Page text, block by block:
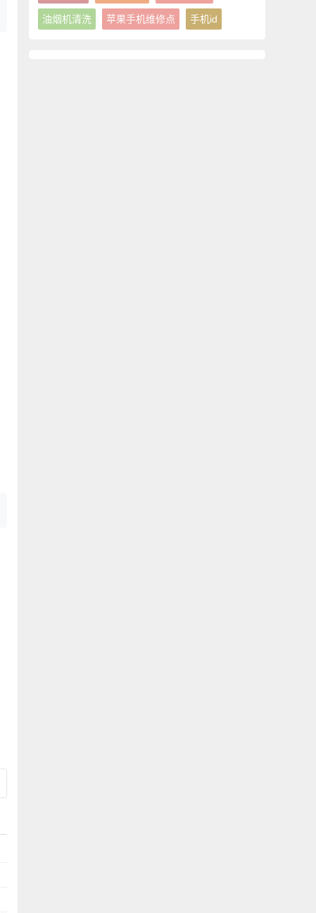
油烟机清洗 苹果手机维修点 手机id